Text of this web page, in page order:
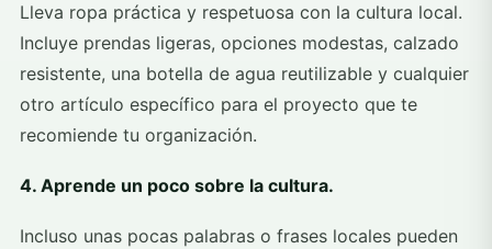
Lleva ropa práctica y respetuosa con la cultura local.
Incluye prendas ligeras, opciones modestas, calzado
resistente, una botella de agua reutilizable y cualquier
otro artículo específico para el proyecto que te
recomiende tu organización.
4. Aprende un poco sobre la cultura.
Incluso unas pocas palabras o frases locales pueden